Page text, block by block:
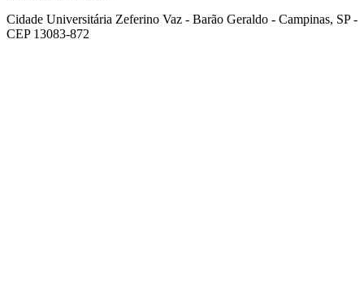
Cidade Universitária Zeferino Vaz - Barão Geraldo - Campinas, SP -
CEP 13083-872